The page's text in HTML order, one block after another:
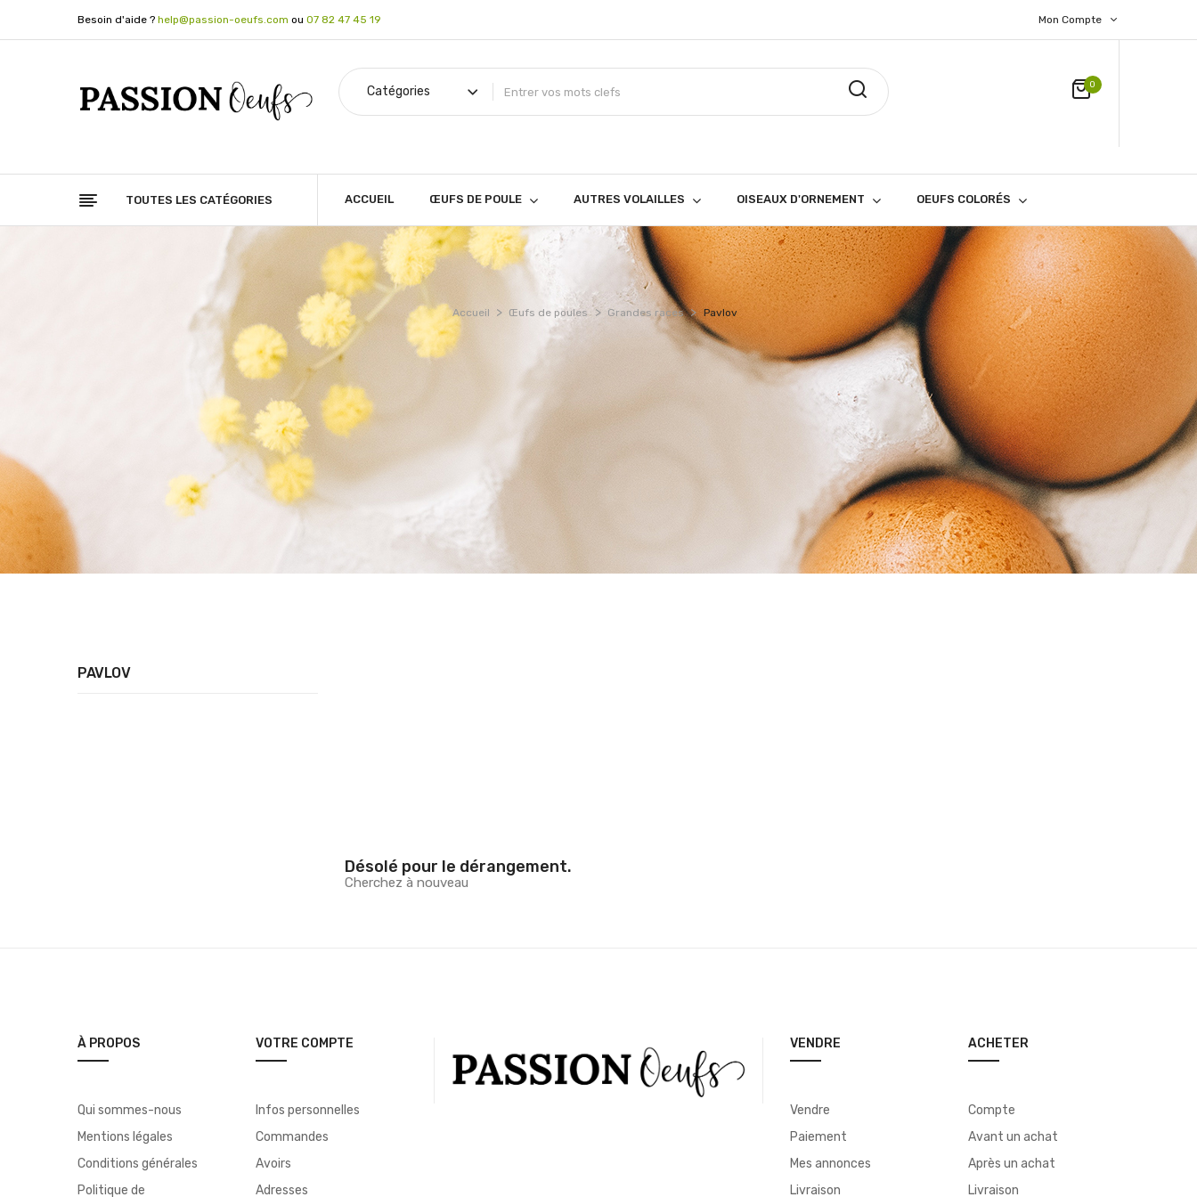
Mon Compte
Besoin d'aide ? help@passion-oeufs.com ou 07 82 47 45 19
0
TOUTES LES CATÉGORIES ACCUEIL ŒUFS DE POULE AUTRES VOLAILLES OISEAUX D'ORNEMENT OEUFS COLORÉS
Accueil Œufs de poules Grandes races Pavlov
PAVLOV
Désolé pour le dérangement.
Cherchez à nouveau
À PROPOS
Qui sommes-nous
Mentions légales
Conditions générales
Politique de
VOTRE COMPTE
Infos personnelles
Commandes
Avoirs
Adresses
VENDRE
Vendre
Paiement
Mes annonces
Livraison
ACHETER
Compte
Avant un achat
Après un achat
Livraison